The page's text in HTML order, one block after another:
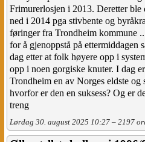
Frimurerlosjen i 2013. Deretter ble
ned i 2014 pga stivbente og
føringer fra Trondheim kommune
for å gjenoppstå på ettermiddagen
dag etter at folk høyere opp i
opp i noen gorgiske knuter. I dag
Trondheim en av Norges eldste og
hvorfor er den en suksess? Og er
treng
Lørdag 30. august 2025 10:27 – 2197